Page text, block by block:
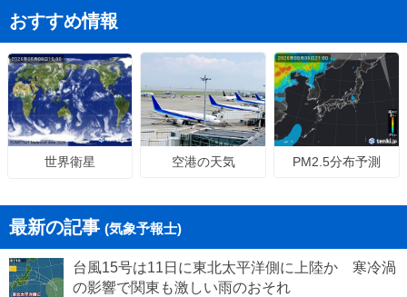
おすすめ情報
世界衛星 空港の天気 PM2.5分布予測
最新の記事 (気象予報士)
台風15号は11日に東北太平洋側に上陸か 寒冷渦
の影響で関東も激しい雨のおそれ